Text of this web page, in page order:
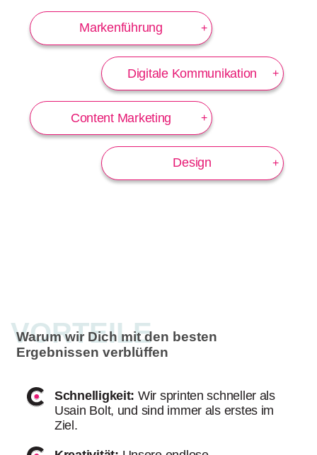
Markenführung
Digitale Kommunikation
Content Marketing
Design
VORTEILE
Warum wir Dich mit den besten
Ergebnissen verblüffen
Schnelligkeit: Wir sprinten schneller als
Usain Bolt, und sind immer als erstes im
Ziel.